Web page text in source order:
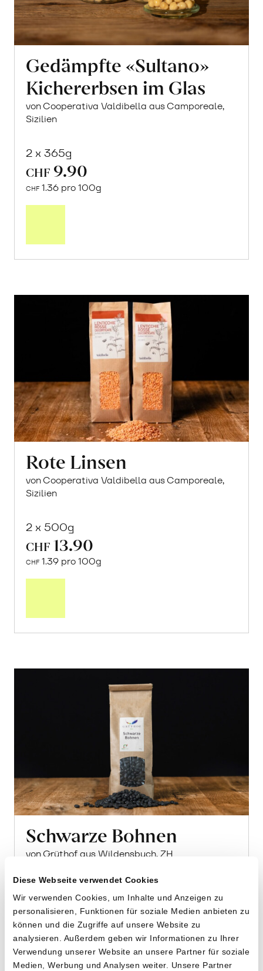
Diese Webseite verwendet Cookies
Wir verwenden Cookies, um Inhalte und Anzeigen zu
personalisieren, Funktionen für soziale Medien anbieten zu
können und die Zugriffe auf unsere Website zu
analysieren. Außerdem geben wir Informationen zu Ihrer
Verwendung unserer Website an unsere Partner für soziale
Medien, Werbung und Analysen weiter. Unsere Partner
Gedämpfte «Sultano»
Kichererbsen im Glas
von Cooperativa Valdibella aus Camporeale,
Sizilien
2 x 365g
CHF 9.90
CHF 1.36 pro 100g
Rote Linsen
von Cooperativa Valdibella aus Camporeale,
Sizilien
2 x 500g
CHF 13.90
CHF 1.39 pro 100g
Schwarze Bohnen
von Grüthof aus Wildensbuch, ZH
500g
CHF14.80
CHF2.96 pro 100g
In
den
Warenkorb